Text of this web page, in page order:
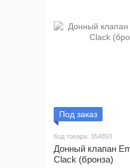
Под заказ
Код товара: 354893
Донный клапан
Clack (бронза)